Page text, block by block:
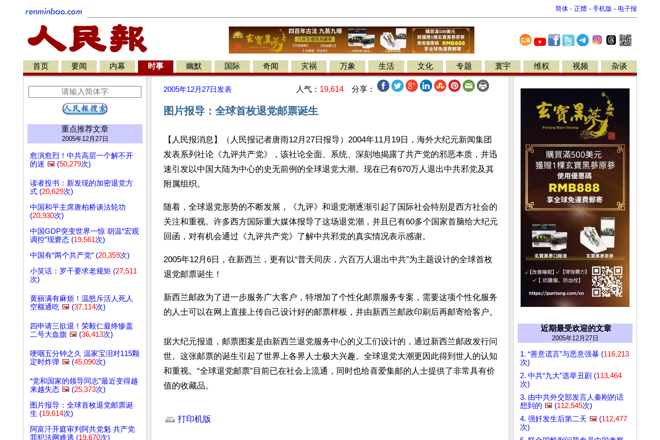
简体 - 正體 - 手机版 - 电子报
首页 要闻 内幕 时事 幽默 国际 奇闻 灾祸 万象 生活 文化 专题 寰宇 维权 视频 杂谈
重点推荐文章
2005年12月27日
愈演愈烈！中共高层一个解不开
的迷 🖼️ (50,279次)
读者投书：新发现的加密退党方
式 (20,629次)
中国和平主席唐柏桥谈法轮功
(20,930次)
中国GDP突变世界一惊 胡温“宏观
调控”现窘态 (19,561次)
中国有“两个共产党” (20,359次)
小笑话：罗干要求老规矩 (27,511
次)
黄丽满有麻烦！温怒斥活人死人
空额通吃 🖼️ (37,114次)
四申请三欲退！荣毅仁最终惨盖
二号大血旗 🖼️ (36,413次)
哽咽五分钟之久 温家宝泪对115颗
定时炸弹 🖼️ (45,090次)
“党和国家的领导同志”最近变得越
来越失态 🖼️ (25,373次)
图片报导：全球首枚退党邮票诞
生 (19,614次)
阿富汗开庭审判阿共党魁 共产党
罪犯法网难逃 (19,670次)
2005年12月27日 发表 人气： 19,614 分享：
图片报导：全球首枚退党邮票诞生
【人民报消息】（人民报记者唐雨12月27日报导）2004年11月19日，海外大纪元新闻集团
发表系列社论《九评共产党》，该社论全面、系统、深刻地揭露了共产党的邪恶本质，并迅
速引发以中国大陆为中心的史无前例的全球退党大潮。现在已有670万人退出中共邪党及其
附属组织。
随着，全球退党形势的不断发展，《九评》和退党潮逐渐引起了国际社会特别是西方社会的
关注和重视。许多西方国际重大媒体报导了这场退党潮，并且已有60多个国家首脑给大纪元
回函，对有机会通过《九评共产党》了解中共邪党的真实情况表示感谢。
2005年12月6日，在新西兰，更有以“普天同庆，六百万人退出中共”为主题设计的全球首枚
退党邮票诞生！
新西兰邮政为了进一步服务广大客户，特增加了个性化邮票服务专案，需要这项个性化服务
据大纪元报道，邮票图案是由新西兰退党服务中心的义工们设计的，通过新西兰邮政发行问
世。这张邮票的诞生引起了世界上各界人士极大兴趣。全球退党大潮更因此得到世人的认知
和重视。“全球退党邮票”目前已在社会上流通，同时也给喜爱集邮的人士提供了非常具有价
值的收藏品。
打印机版
近期最受欢迎的文章
2005年12月27日
1. “善意谎言”与恶意强暴 (116,213
次)
2. 中共“九大”选举丑剧 (113,464
次)
3. 由中共外交部发言人秦刚的话
想到的 🖼️ (112,545次)
4. 强奸发生后第二天 🖼️ (112,477
次)